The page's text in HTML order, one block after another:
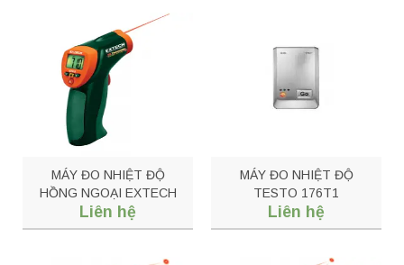
MÁY ĐO NHIỆT ĐỘ
HỒNG NGOẠI EXTECH
42510
Liên hệ
MÁY ĐO NHIỆT ĐỘ
TESTO 176T1
Liên hệ